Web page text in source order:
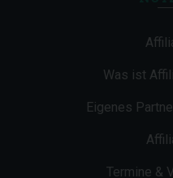
Was ist
Eigenes
Termine &